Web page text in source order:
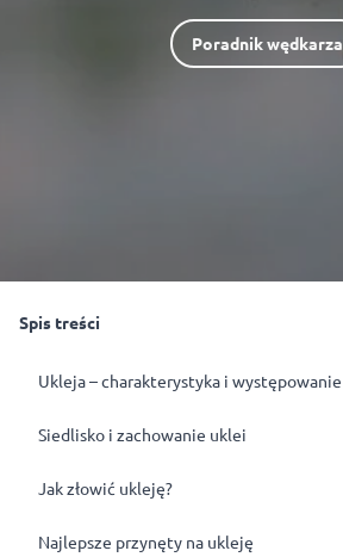
Poradnik wędkarza
Spis treści
Ukleja – charakterystyka i występowanie
Siedlisko i zachowanie uklei
Jak złowić ukleję?
Najlepsze przynęty na ukleję